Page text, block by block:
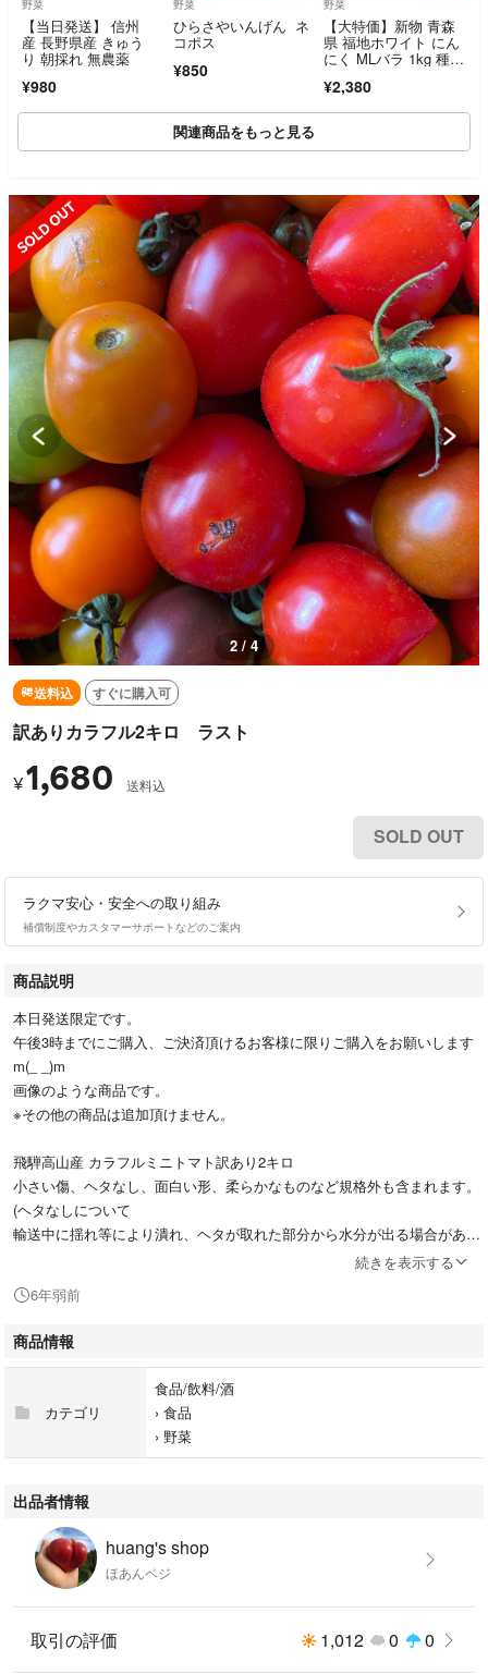
野菜
【当日発送】 信州
産 長野県産 きゅう
り 朝採れ 無農薬
¥980
野菜
ひらさやいんげん ネ
コポス
¥850
野菜
【大特価】新物 青森
県 福地ホワイト にん
にく MLバラ 1kg 種,
¥2,380
関連商品をもっと見る
SOLD OUT
2 / 4
送料込 すぐに購入可
訳ありカラフル2キロ ラスト
¥1,680 送料込
SOLD OUT
ラクマ安心・安全への取り組み
補償制度やカスタマーサポートなどのご案内
商品説明
本日発送限定です。
午後3時までにご購入、ご決済頂けるお客様に限りご購入をお願いします
m(_ _)m
画像のような商品です。
※その他の商品は追加頂けません。
飛騨高山産 カラフルミニトマト訳あり2キロ
小さい傷、ヘタなし、面白い形、柔らかなものなど規格外も含まれます。
(ヘタなしについて
輸送中に揺れ等により潰れ、ヘタが取れた部分から水分が出る場合があり
土で育ててますので、トマトにそれぞれ個性があり、酸味とみずみずしさ
の昔ながらのトマト味やほんのり甘みのあるものなど様々です。
がっつり甘いトマトをお求めの方はご遠慮ください。
訳ありカラフル2キロ常温送料込み
なります。
前にコメントをお願いいたします。
お手数ですが、ご購入後すぐにお電話番号とご希望のお届け時間帯がござ
ご希望のお届け時間帯は以下の通りです。
続きを表示する
6年弱前
商品情報
カテゴリ
食品/飲料/酒
› 食品
› 野菜
出品者情報
huang's shop
ほあんベジ
取引の評価 1,012 0 0